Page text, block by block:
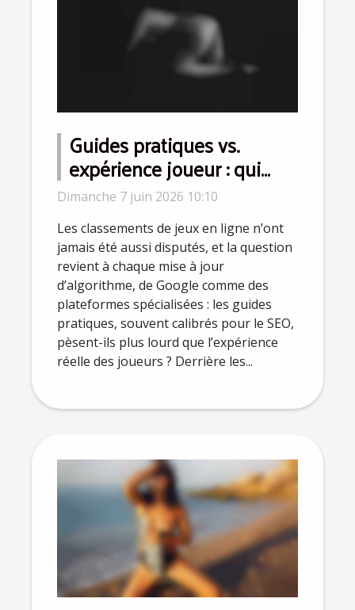
Guides pratiques vs.
expérience joueur : qui
influence vraiment les
classements ?
Dimanche 7 juin 2026 10:10
Les classements de jeux en ligne n’ont
jamais été aussi disputés, et la question
revient à chaque mise à jour
d’algorithme, de Google comme des
plateformes spécialisées : les guides
pratiques, souvent calibrés pour le SEO,
pèsent-ils plus lourd que l’expérience
réelle des joueurs ? Derrière les...